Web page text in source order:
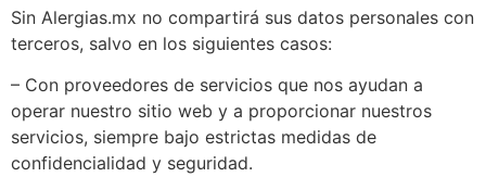
Sin Alergias.mx no compartirá sus datos personales con
terceros, salvo en los siguientes casos:
– Con proveedores de servicios que nos ayudan a
operar nuestro sitio web y a proporcionar nuestros
servicios, siempre bajo estrictas medidas de
confidencialidad y seguridad.